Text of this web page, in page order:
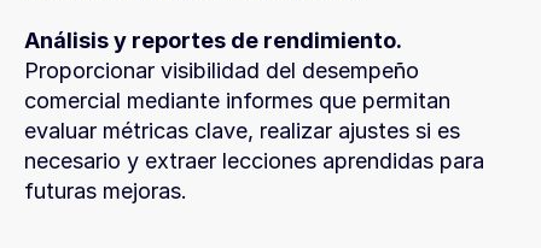
Análisis y reportes de rendimiento.
Proporcionar visibilidad del desempeño
comercial mediante informes que permitan
evaluar métricas clave, realizar ajustes si es
necesario y extraer lecciones aprendidas para
futuras mejoras.